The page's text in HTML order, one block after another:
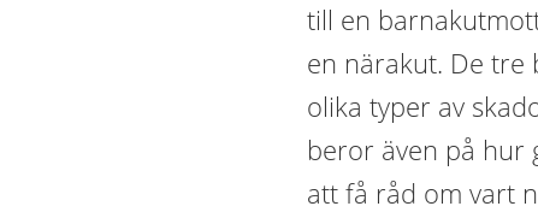
till en
en närakut. De tre
olika typer av
beror även på hur
att få råd om vart